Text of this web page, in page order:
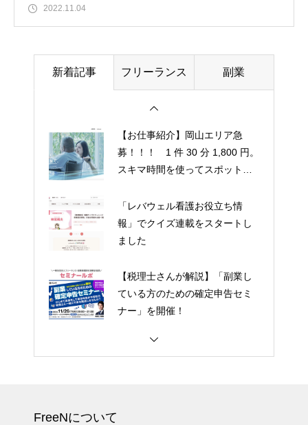
ート以外の
2022.11.04
新着記事 フリーランス 副業
【お仕事紹介】岡山エリア急
募！！！ 1 件 30 分 1,800 円。
スキマ時間を使ってスポットバ
「レバウェル看護お役立ち情
報」でクイズ連載をスタートし
ました
【税理士さんが解説】「副業し
ている方のための確定申告セミ
ナー」を開催！
FreeNについて